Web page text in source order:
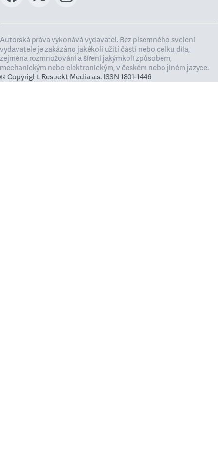
Autorská práva vykonává vydavatel. Bez písemného svolení
vydavatele je zakázáno jakékoli užití částí nebo celku díla,
zejména rozmnožování a šíření jakýmkoli způsobem,
mechanickým nebo elektronickým, v českém nebo jiném jazyce.
© Copyright Respekt Media a.s. ISSN 1801-1446